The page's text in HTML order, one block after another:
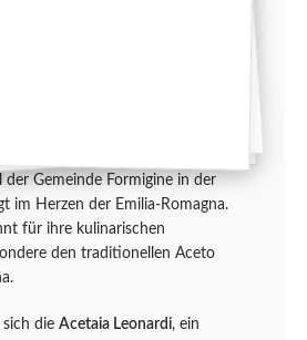
der Gemeinde Formigine in der
im Herzen der Emilia-Romagna.
für ihre kulinarischen
den traditionellen Aceto
die Acetaia Leonardi, ein